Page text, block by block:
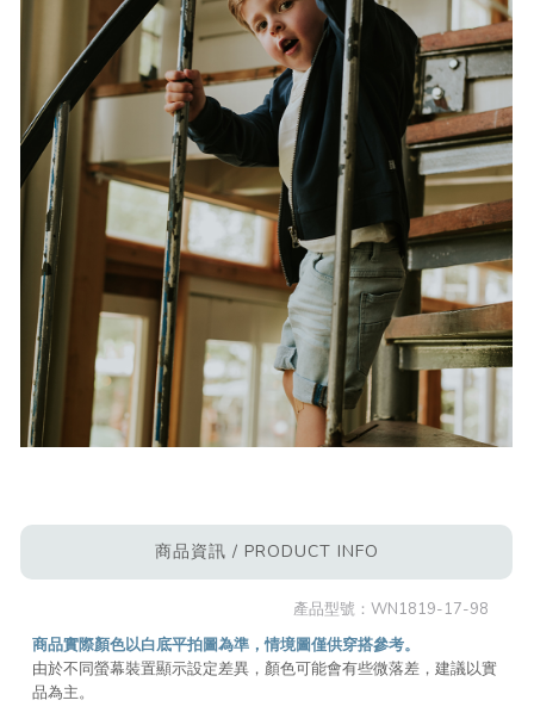
商品資訊 / PRODUCT INFO
產品型號：WN1819-17-98
商品實際顏色以白底平拍圖為準，情境圖僅供穿搭參考。
由於不同螢幕裝置顯示設定差異，顏色可能會有些微落差，建議以實
品為主。